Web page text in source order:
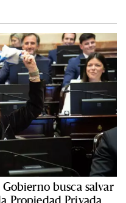
busca salvar
Propiedad Privada